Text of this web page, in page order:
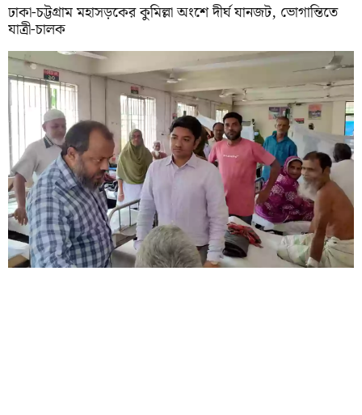
ঢাকা-চট্টগ্রাম মহাসড়কের কুমিল্লা অংশে দীর্ঘ যানজট, ভোগান্তিতে
যাত্রী-চালক